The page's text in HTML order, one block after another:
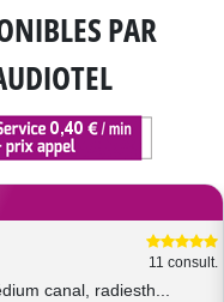
PAR
11 consult.
canal, radiesth...